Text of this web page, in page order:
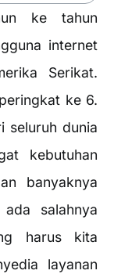
ke tahun
internet
Serikat.
ke 6.
seluruh dunia
kebutuhan
banyaknya
salahnya
harus kita
layanan